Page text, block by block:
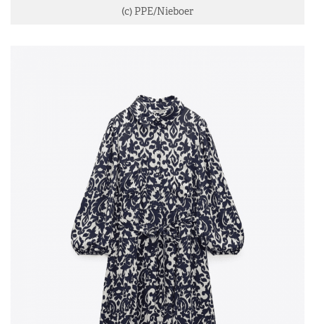
(c) PPE/Nieboer